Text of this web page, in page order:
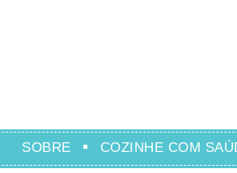
SOBRE COZINHE COM